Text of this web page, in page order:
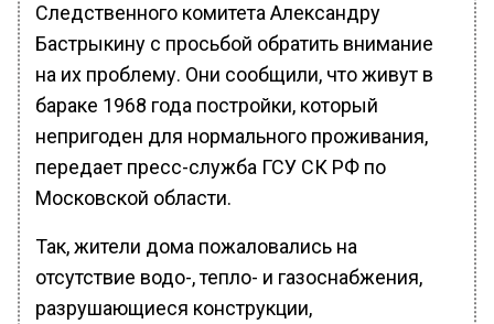
Следственного комитета Александру
Бастрыкину с просьбой обратить внимание
на их проблему. Они сообщили, что живут в
бараке 1968 года постройки, который
непригоден для нормального проживания,
передает пресс-служба ГСУ СК РФ по
Московской области.
Так, жители дома пожаловались на
отсутствие водо-, тепло- и газоснабжения,
разрушающиеся конструкции,